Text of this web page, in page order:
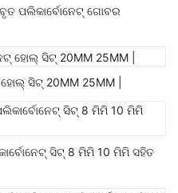
ପଲିକାର୍ବୋନେଟ୍ ଗୋବର
ସିଟ୍ 20MM 25MM |
ସିଟ୍ 8 ମିମି 10 ମିମି ସହିତ